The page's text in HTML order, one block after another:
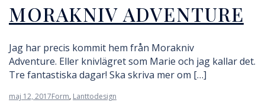
MORAKNIV ADVENTURE
Jag har precis kommit hem från Morakniv
Adventure. Eller knivlägret som Marie och jag kallar det.
Tre fantastiska dagar! Ska skriva mer om […]
maj 12, 2017Form, Lanttodesign